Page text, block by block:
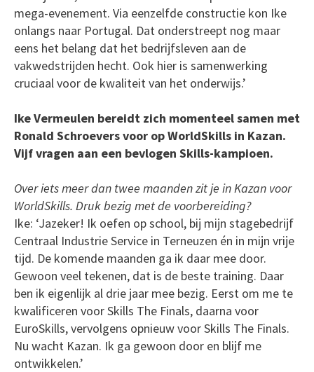
mega-evenement. Via eenzelfde constructie kon Ike
onlangs naar Portugal. Dat onderstreept nog maar
eens het belang dat het bedrijfsleven aan de
vakwedstrijden hecht. Ook hier is samenwerking
cruciaal voor de kwaliteit van het onderwijs.’
Ike Vermeulen bereidt zich momenteel samen met
Ronald Schroevers voor op WorldSkills in Kazan.
Vijf vragen aan een bevlogen Skills-kampioen.
Over iets meer dan twee maanden zit je in Kazan voor
WorldSkills. Druk bezig met de voorbereiding?
Ike: ‘Jazeker! Ik oefen op school, bij mijn stagebedrijf
Centraal Industrie Service in Terneuzen én in mijn vrije
tijd. De komende maanden ga ik daar mee door.
Gewoon veel tekenen, dat is de beste training. Daar
ben ik eigenlijk al drie jaar mee bezig. Eerst om me te
kwalificeren voor Skills The Finals, daarna voor
EuroSkills, vervolgens opnieuw voor Skills The Finals.
Nu wacht Kazan. Ik ga gewoon door en blijf me
ontwikkelen.’